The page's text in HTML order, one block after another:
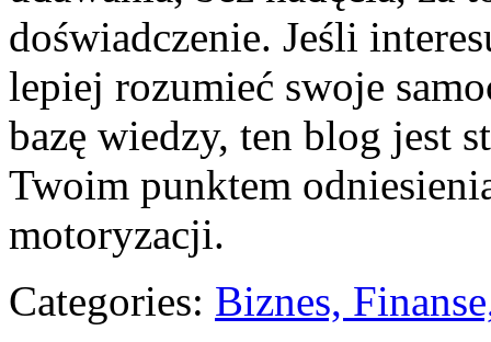
doświadczenie. Jeśli
lepiej rozumieć swoje
bazę wiedzy, ten blog jest
Twoim punktem
motoryzacji.
Categories: Biznes,